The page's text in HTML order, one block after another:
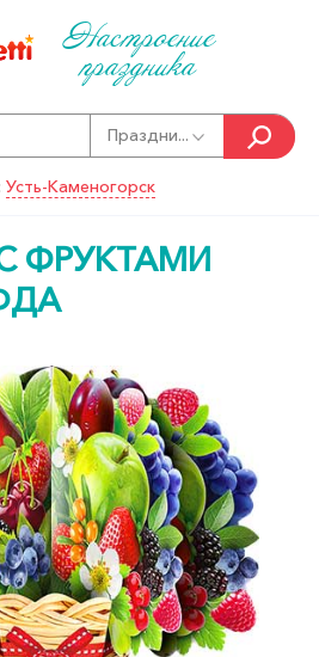
Настроение
праздника
Праздни...
Усть-Каменогорск
ФРУКТАМИ